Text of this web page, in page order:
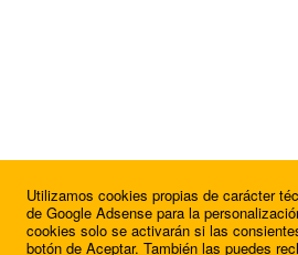
Utilizamos cookies propias de carácter
de Google Adsense para la
cookies solo se activarán si las
botón de Aceptar. También las puedes